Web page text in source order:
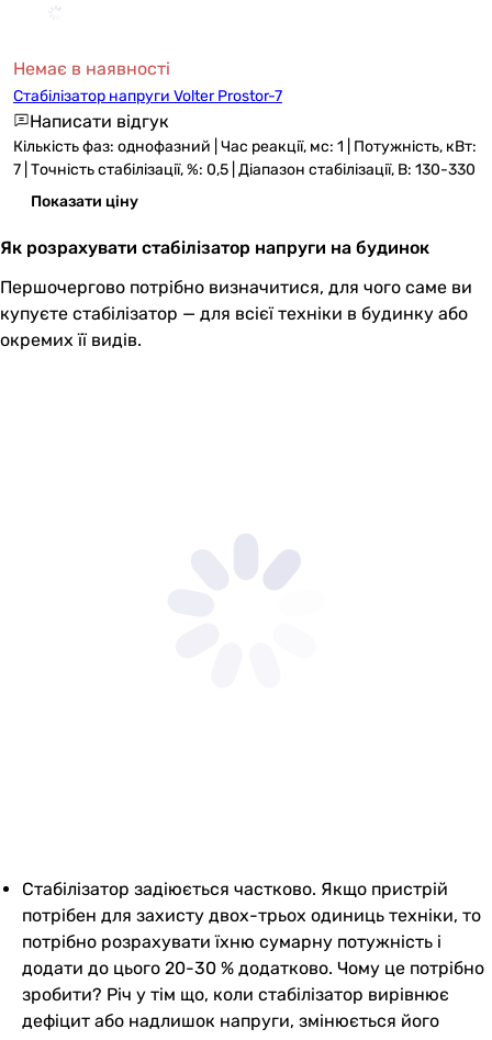
Немає в наявності
Стабілізатор напруги Volter Prostor-7
Написати відгук
Кількість фаз: однофазний | Час реакції, мс: 1 | Потужність, кВт:
7 | Точність стабілізації, %: 0,5 | Діапазон стабілізації, В: 130-330
Показати ціну
Як розрахувати стабілізатор напруги на будинок
Першочергово потрібно визначитися, для чого саме ви
купуєте стабілізатор — для всієї техніки в будинку або
окремих її видів.
Стабілізатор задіюється частково. Якщо пристрій
потрібен для захисту двох-трьох одиниць техніки, то
потрібно розрахувати їхню сумарну потужність і
додати до цього 20-30 % додатково. Чому це потрібно
зробити? Річ у тім що, коли стабілізатор вирівнює
дефіцит або надлишок напруги, змінюється його